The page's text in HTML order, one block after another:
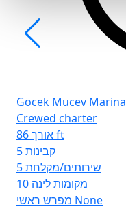
Göcek Mucev Marina
Crewed charter
אורך86 ft
קבינות5
שירותים/מקלחת5
מקומות לינה 10
מפרש ראשי None